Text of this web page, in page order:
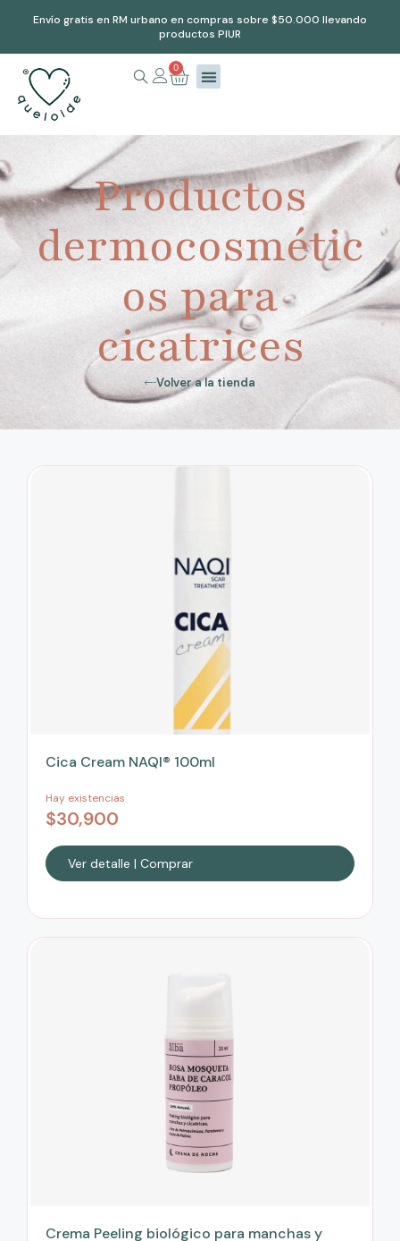
Envío gratis en RM urbano en compras sobre $50.000 llevando
productos PIUR
0
Productos
dermocosmétic
os para
cicatrices
Volver a la tienda
Cica Cream NAQI® 100ml
Hay existencias
$30,900
Ver detalle | Comprar
Crema Peeling biológico para manchas y